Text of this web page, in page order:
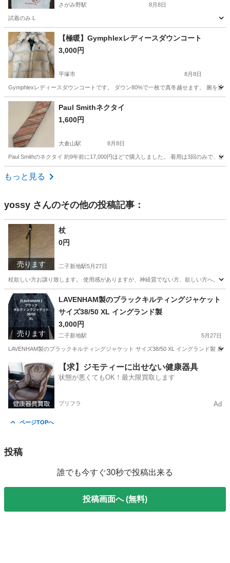
さがみ野駅 8月8日
試着のみ L
神奈川 綾瀬市 さがみ野駅
【極暖】Gymphlexレディースダウンコート
3,000円
平塚市 8月8日
Gymphlexレディースダウンコートです。 ダウン80%で一枚で真冬越せます。 腕を通
神奈川 平塚市 レディースダウンコート
Paul Smithネクタイ
1,600円
大倉山駅 8月8日
Paul Smithのネクタイ 約9年前に17,000円ほどで購入しました。 着用は3回のみで、
神奈川 横浜市
もっと見る
yossy さんのその他の投稿記事：
売ります
杖
0円
二子新地駅5月27日
杖欲しい方お譲り致します。 使用感がありますが、神経質でない方、欲しい方へ。
神奈川 川崎市 小物 譲り
売ります
LAVENHAM製のブラックキルティングジャケット
サイズ38/50 XL イングランド製
3,000円
二子新地駅 5月27日
LAVENHAM製のブラックキルティングジャケット サイズ38/50 XL イングランド製 肩
神奈川 川崎市 二子新地駅 ジャケット LAVENHAM
【求】ジモティーに出せない健康器具
状態が悪くてもOK！最大限買取します
プリフラ Ad
ページTOPへ
投稿
誰でも今すぐ30秒で投稿出来る
投稿画面へ (無料)